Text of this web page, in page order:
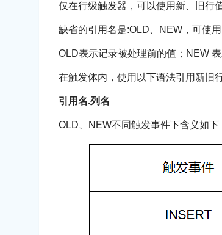
仅在行级触发器，可以使用新、旧行
缺省的引用名是:OLD、NEW，可使
OLD表示记录被处理前的值；NEW 表
在触发体内，使用以下语法引用新旧
引用名.列名
OLD、NEW不同触发事件下含义如下